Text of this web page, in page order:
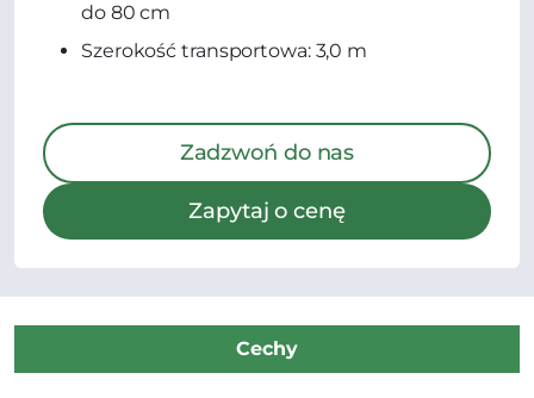
do 80 cm
Szerokość transportowa: 3,0 m
Zadzwoń do nas
Zapytaj o cenę
Cechy